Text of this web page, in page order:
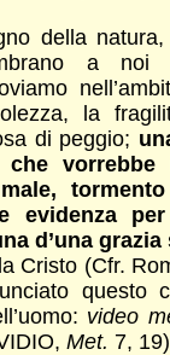
della
a noi
la
di peggio;
che vorrebbe
evidenza
d’una
Cristo (Cfr.
questo
video
Met. 7,